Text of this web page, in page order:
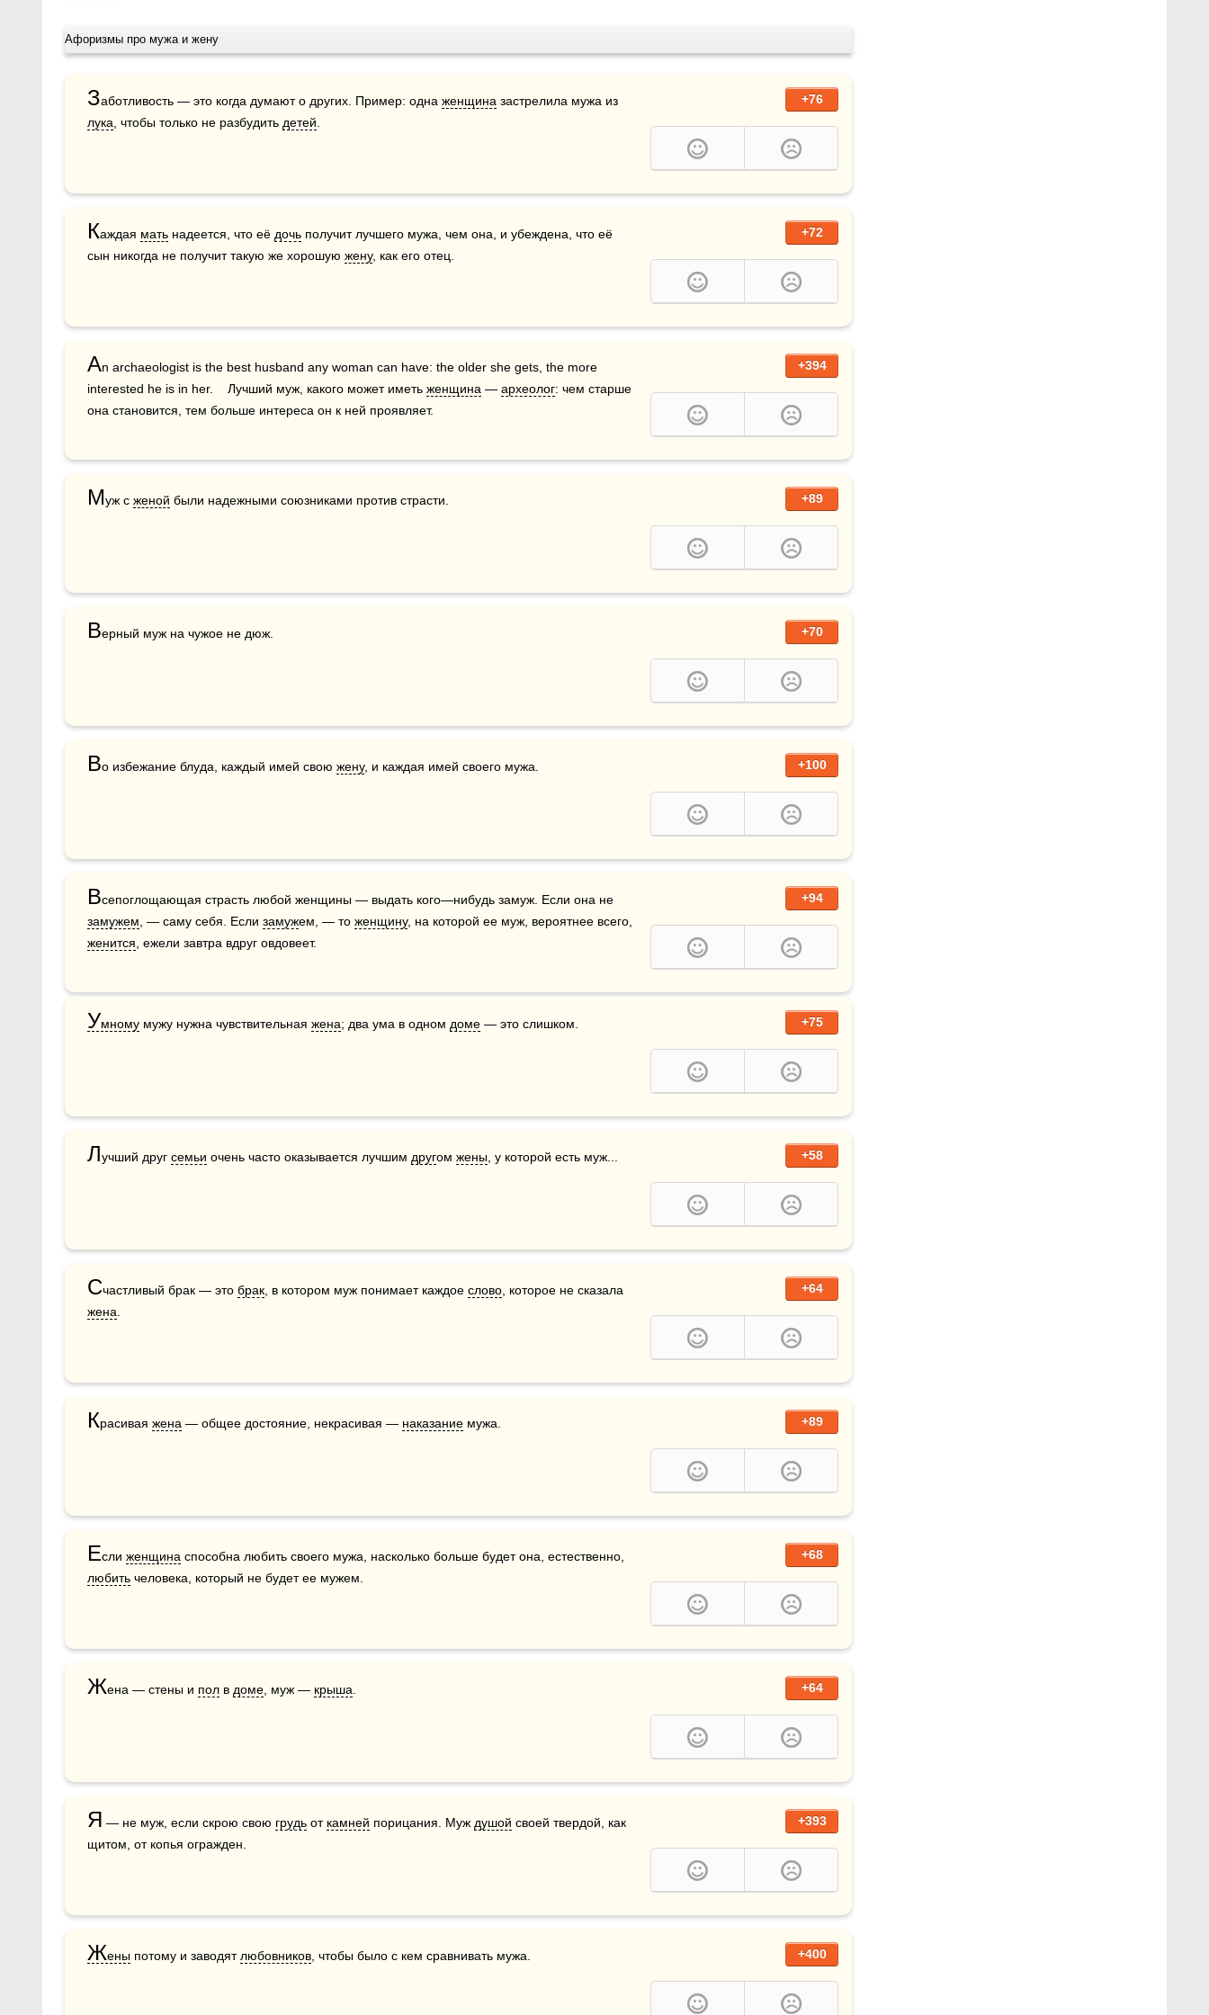
Афоризмы про мужа и жену
+76
Заботливость — это когда думают о других. Пример: одна женщина
лука , чтобы только не разбудить детей
+72
Каждая мать надеется, что её дочь получит лучшего мужа, чем она, и убеждена, что её
сын никогда не получит такую же хорошую жену, как его отец.
+394
An archaeologist is the best husband any woman can have: the older she gets, the more
interested he is in her.    Лучший муж, какого может иметь женщина — археолог: чем старше
она становится, тем больше интереса он к ней проявляет.
+89
Муж с женой были надежными союзниками против страсти.
+70
Верный муж на чужое не дюж.
+100
Во избежание блуда, каждый имей свою жену, и каждая имей своего мужа.
+94
В
замужем , — саму себя. Если замужем, — то женщину
женится , ежели завтра вдруг овдовеет.
+75
Умному мужу нужна чувствительная жена; два ума в одном доме — это слишком.
+58
Лучший друг семьи очень часто оказывается лучшим другом жены , у которой есть муж...
+64
Счастливый брак — это брак , в котором муж понимает каждое слово
жена
+89
Красивая жена — общее достояние, некрасивая — наказание мужа.
+68
Если женщина
любить человека, который не будет ее мужем.
+64
Жена — стены и пол в доме , муж — крыша
+393
Я — не муж, если скрою свою грудь от камней порицания. Муж душой своей твердой, как
щитом, от копья огражден.
+400
Жены потому и заводят любовников , чтобы было с кем сравнивать мужа.